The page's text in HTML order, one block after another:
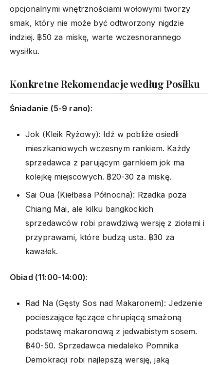
opcjonalnymi wnętrznościami wołowymi tworzy
smak, który nie może być odtworzony nigdzie
indziej. ฿50 za miskę, warte wczesnorannego
wysiłku.
Konkretne Rekomendacje według Posiłku
Śniadanie (5-9 rano):
Jok (Kleik Ryżowy): Idź w pobliże osiedli
mieszkaniowych wczesnym rankiem. Każdy
sprzedawca z parującym garnkiem jok ma
kolejkę miejscowych. ฿20-30 za miskę.
Sai Oua (Kiełbasa Północna): Rzadka poza
Chiang Mai, ale kilku bangkockich
sprzedawców robi prawdziwą wersję z ziołami i
przyprawami, które budzą usta. ฿30 za
kawałek.
Obiad (11:00-14:00):
Rad Na (Gęsty Sos nad Makaronem): Jedzenie
pocieszające łączące chrupiącą smażoną
podstawę makaronową z jedwabistym sosem.
฿40-50. Sprzedawca niedaleko Pomnika
Demokracji robi najlepszą wersję, jaką